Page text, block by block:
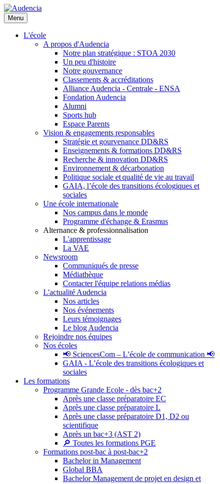
Aller
au
contenu
principal
Menu
L'école
A propos d'Audencia
Notre plan stratégique : STOA 2030
Un peu d'histoire
Notre gouvernance
Classements & accréditations
Alliance Audencia - Centrale - ENSA
Fondation Audencia
Alumni
Sports hub
Espace Parents
Vision & engagements responsables
Stratégie et gourvenance DD&RS
Enseignements & formations DD&RS
Recherche & innovation DD&RS
Environnement & décarbonation
Politique sociale et qualité de vie au travail
GAIA, l’école des transitions écologiques et
sociales
Une école internationale
Nos campus dans le monde
Programme d'échange & Erasmus
Alternance & professionnalisation
L'apprentissage
La VAE
Newsroom
Communiqués de presse
Médiathèque
Contacter l'équipe relations médias
L'actualité Audencia
Nos articles
Nos événements
Leurs témoignages
Le blog Audencia
Rejoindre nos équipes
Nos écoles
📢 SciencesCom – L’école de communication 📢
GAIA - L’école des transitions écologiques et
sociales
Les formations
Programme Grande Ecole - dès bac+2
Après une classe préparatoire EC
Après une classe préparatoire L
Après une classe préparatoire D1, D2 ou
scientifique
Après un bac+3 (AST 2)
🔎 Toutes les formations PGE
Formations post-bac à post-bac+2
Bachelor in Management
Global BBA
Bachelor Management de projet en design et